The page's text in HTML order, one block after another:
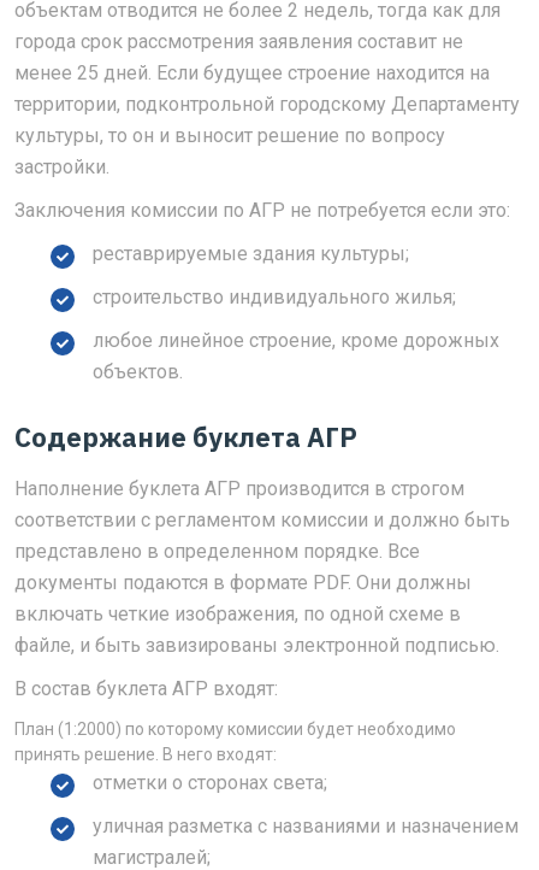
объектам отводится не более 2 недель, тогда как для
города срок рассмотрения заявления составит не
менее 25 дней. Если будущее строение находится на
территории, подконтрольной городскому Департаменту
культуры, то он и выносит решение по вопросу
застройки.
Заключения комиссии по АГР не потребуется если это:
реставрируемые здания культуры;
строительство индивидуального жилья;
любое линейное строение, кроме дорожных
объектов.
Содержание буклета АГР
Наполнение буклета АГР производится в строгом
соответствии с регламентом комиссии и должно быть
представлено в определенном порядке. Все
документы подаются в формате PDF. Они должны
включать четкие изображения, по одной схеме в
файле, и быть завизированы электронной подписью.
В состав буклета АГР входят:
План (1:2000) по которому комиссии будет необходимо
принять решение. В него входят:
отметки о сторонах света;
уличная разметка с названиями и назначением
магистралей;